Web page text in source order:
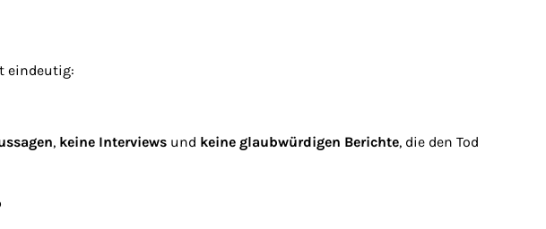
eindeutig:
, keine Interviews und keine glaubwürdigen Berichte, die den Tod